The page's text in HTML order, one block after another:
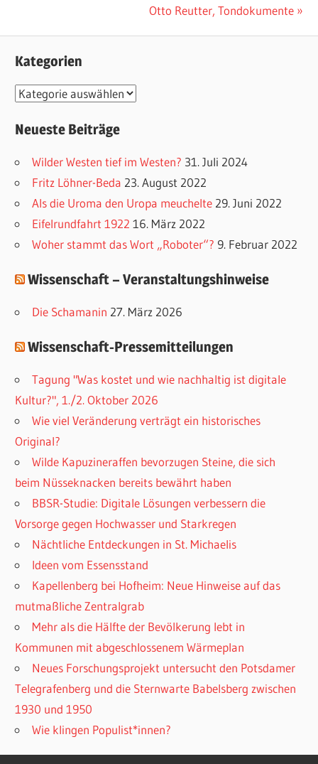
Nächster
Otto Reutter, Tondokumente
Kategorien
K
t
n
Neueste Beiträge
Wilder Westen tief im Westen? 31. Juli 2024
Fritz Löhner-Beda 23. August 2022
Als die Uroma den Uropa meuchelte 29. Juni 2022
Eifelrundfahrt 1922 16. März 2022
Woher stammt das Wort „Roboter“? 9. Februar 2022
Wissenschaft – Veranstaltungshinweise
Die Schamanin 27. März 2026
Wissenschaft-Pressemitteilungen
Tagung "Was kostet und wie nachhaltig ist digitale
Kultur?", 1./2. Oktober 2026
Wie viel Veränderung verträgt ein historisches
Original?
Wilde Kapuzineraffen bevorzugen Steine, die sich
beim Nüsseknacken bereits bewährt haben
BBSR-Studie: Digitale Lösungen verbessern die
Vorsorge gegen Hochwasser und Starkregen
Nächtliche Entdeckungen in St. Michaelis
Ideen vom Essensstand
Kapellenberg bei Hofheim: Neue Hinweise auf das
mutmaßliche Zentralgrab
Mehr als die Hälfte der Bevölkerung lebt in
Kommunen mit abgeschlossenem Wärmeplan
Neues Forschungsprojekt untersucht den Potsdamer
Telegrafenberg und die Sternwarte Babelsberg zwischen
1930 und 1950
Wie klingen Populist*innen?